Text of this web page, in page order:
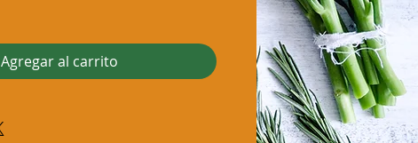
Agregar al carrito